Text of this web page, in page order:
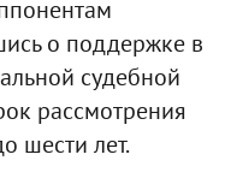
о поддержке в
судебной
рассмотрения
шести лет.